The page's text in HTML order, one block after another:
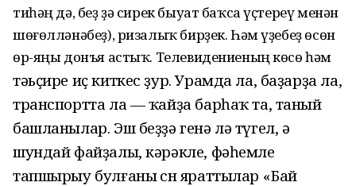
тиһәң дә, беҙ ҙә сирек быуат баҡса үҫтереү менән
шөғөлләнәбеҙ), ризалыҡ бирҙек. Һәм үҙебеҙ өсөн
өр-яңы донъя астыҡ. Телевидениеның көсө һәм
тәьҫире иҫ киткес ҙур. Урамда ла, баҙарҙа ла,
транспортта ла — ҡайҙа барһаҡ та, таный
башланылар. Эш беҙҙә генә лә түгел, ә
шундай файҙалы, кәрәкле, фәһемле
тапшырыу булғаны өсөн яраттылар «Бай